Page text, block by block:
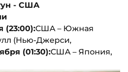
- США
(23:00):США – Южная
(Нью-Джерси,
(01:30):США – Япония,